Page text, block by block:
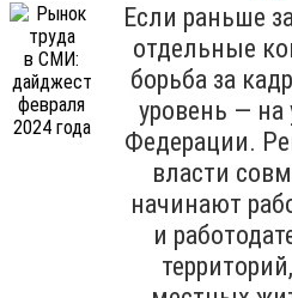
Если раньше
отдельные
борьба за
уровень — на
Федерации.
власти
начинают
и